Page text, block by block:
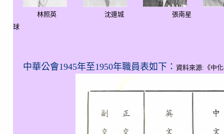
林照英 沈連城 張南星
球
中華公會1945年至1950年職員表如下： 資料來源:《中